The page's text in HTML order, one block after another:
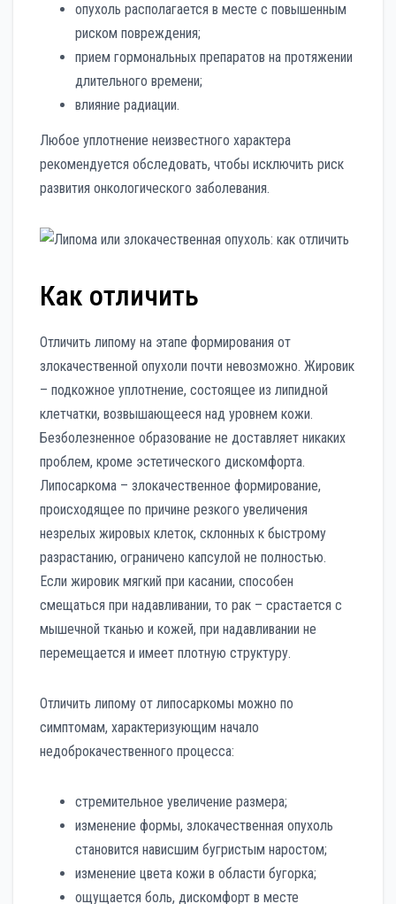
опухоль располагается в месте с повышенным
риском повреждения;
прием гормональных препаратов на протяжении
длительного времени;
влияние радиации.
Любое уплотнение неизвестного характера
рекомендуется обследовать, чтобы исключить риск
развития онкологического заболевания.
Как отличить
Отличить липому на этапе формирования от
злокачественной опухоли почти невозможно. Жировик
– подкожное уплотнение, состоящее из липидной
клетчатки, возвышающееся над уровнем кожи.
Безболезненное образование не доставляет никаких
проблем, кроме эстетического дискомфорта.
Липосаркома – злокачественное формирование,
происходящее по причине резкого увеличения
незрелых жировых клеток, склонных к быстрому
разрастанию, ограничено капсулой не полностью.
Если жировик мягкий при касании, способен
смещаться при надавливании, то рак – срастается с
мышечной тканью и кожей, при надавливании не
перемещается и имеет плотную структуру.
Отличить липому от липосаркомы можно по
симптомам, характеризующим начало
недоброкачественного процесса:
стремительное увеличение размера;
изменение формы, злокачественная опухоль
становится нависшим бугристым наростом;
изменение цвета кожи в области бугорка;
ощущается боль, дискомфорт в месте